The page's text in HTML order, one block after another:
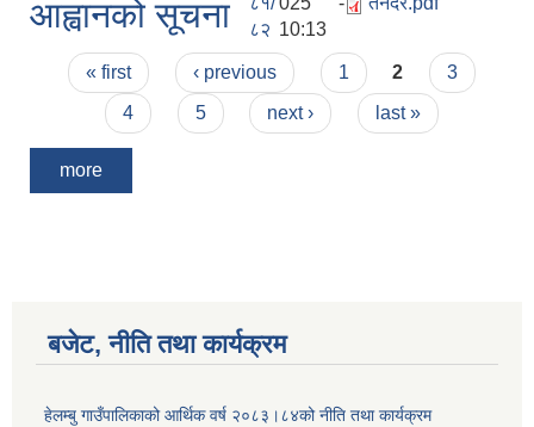
आह्वानको सूचना
८२ 10:13
Pages
« first ‹ previous 1 2
3
4
5 next › last »
more
बजेट, नीति तथा कार्यक्रम
हेलम्बु गाउँपालिकाको आर्थिक वर्ष २०८३।८४को नीति तथा कार्यक्रम